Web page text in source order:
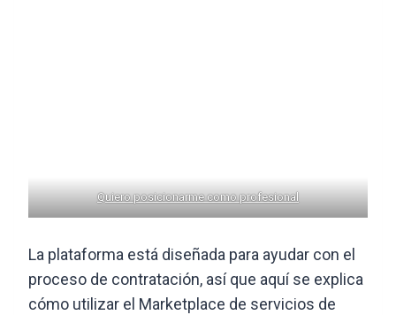
Quiero posicionarme como profesional
La plataforma está diseñada para ayudar con el
proceso de contratación, así que aquí se explica
cómo utilizar el Marketplace de servicios de